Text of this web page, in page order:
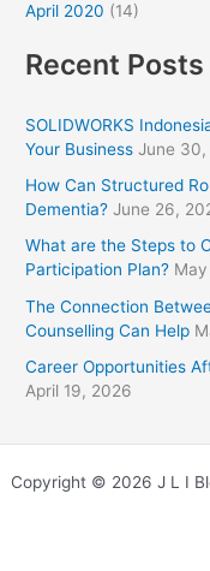
April 2020 (14)
Recent Posts
SOLIDWORKS
Your Business June
How Can Structured
Dementia? June 26,
What are the Steps to
Participation Plan?
The Connection
Counselling Can Help
Career Opportunities
April 19, 2026
Copyright © 2026 J L I